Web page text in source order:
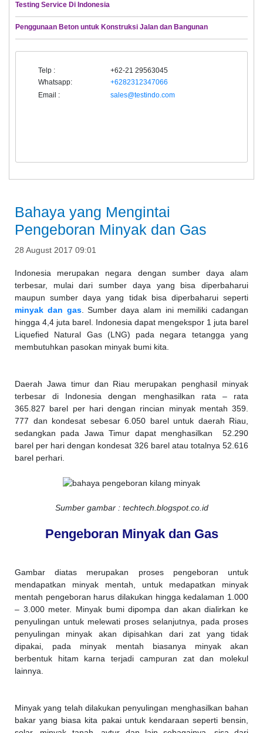
Testing Service Di Indonesia
Penggunaan Beton untuk Konstruksi Jalan dan Bangunan
Telp :
+62-21 29563045
Whatsapp:
+6282312347066
Email :
sales@testindo.com
Bahaya yang Mengintai
Pengeboran Minyak dan Gas
28 August 2017 09:01
Indonesia merupakan negara dengan sumber daya alam
terbesar, mulai dari sumber daya yang bisa diperbaharui
maupun sumber daya yang tidak bisa diperbaharui seperti
minyak dan gas. Sumber daya alam ini memiliki cadangan
hingga 4,4 juta barel. Indonesia dapat mengekspor 1 juta barel
Liquefied Natural Gas (LNG) pada negara tetangga yang
membutuhkan pasokan minyak bumi kita.
Daerah Jawa timur dan Riau merupakan penghasil minyak
terbesar di Indonesia dengan menghasilkan rata – rata
365.827 barel per hari dengan rincian minyak mentah 359.
777 dan kondesat sebesar 6.050 barel untuk daerah Riau,
sedangkan pada Jawa Timur dapat menghasilkan 52.290
barel per hari dengan kondesat 326 barel atau totalnya 52.616
barel perhari.
Sumber gambar : techtech.blogspot.co.id
Pengeboran Minyak dan Gas
Gambar diatas merupakan proses pengeboran untuk
mendapatkan minyak mentah, untuk medapatkan minyak
mentah pengeboran harus dilakukan hingga kedalaman 1.000
– 3.000 meter. Minyak bumi dipompa dan akan dialirkan ke
penyulingan untuk melewati proses selanjutnya, pada proses
penyulingan minyak akan dipisahkan dari zat yang tidak
dipakai, pada minyak mentah biasanya minyak akan
berbentuk hitam karna terjadi campuran zat dan molekul
lainnya.
Minyak yang telah dilakukan penyulingan menghasilkan bahan
bakar yang biasa kita pakai untuk kendaraan seperti bensin,